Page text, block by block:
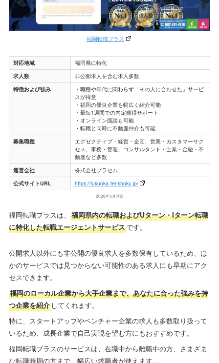
福岡転職プラス
対応地域
福岡県に特化
求人数
非公開求人を含む求人多数
特徴および強み
・職種や年代に関わらず「その人に合わせた」サービ
スが得意
・福岡の優良企業を幅広く紹介可能
・最短1週間での内定獲得サポート
・オンライン面談も可能
・転職と同時に不動産仲介も可能
募集職種
エグゼクティブ・経営・企画、営業・カスタマーサク
セス、事務・管理、コンサルタント・士業・金融・不
動産など多数
運営会社
株式会社プラセム
公式サイトURL
https://fukuoka-tenshoku.jp/
2026年5月時点
福岡転職プラスは、 福岡県内の転職およびUターン・Iターン転職
に特化した転職エージェントサービスです。
公開求人以外にも非公開の優良求人を多数保有しているため、ほ
かのサービスでは見つからない可能性のある求人にも早期にアク
セスできます。
福岡のローカル企業から大手企業まで、あなたに合った強みを持
つ企業を紹介してくれます。
特に、スタートアップやベンチャー企業の求人も多数取り扱って
いるため、成長企業で自己実現を望む方にもおすすめです。
福岡転職プラスのサービスは、在職中から離職中の方、さまざま
な転職時期の方まで、幅広い求職者が使えます。